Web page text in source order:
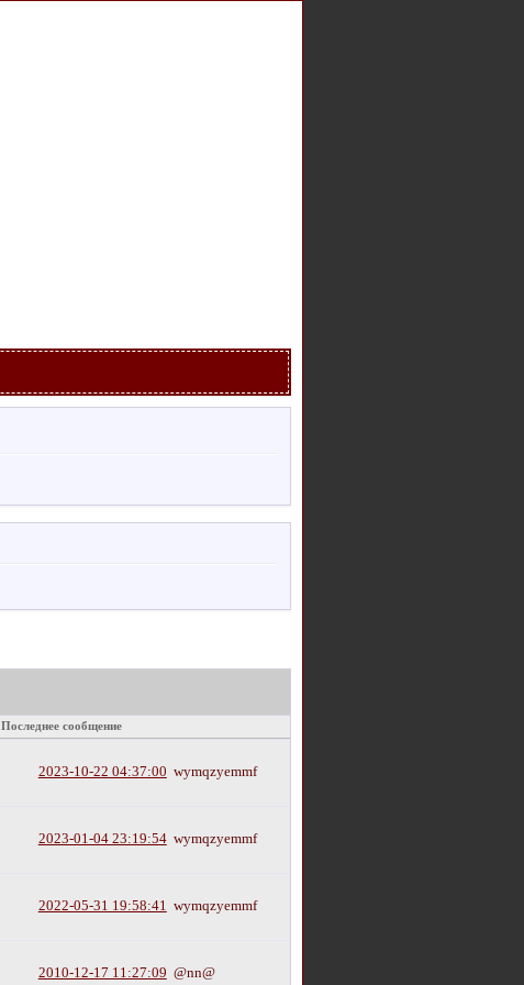
Последнее сообщение
2023-10-22 04:37:00 wymqzyemmf
2023-01-04 23:19:54 wymqzyemmf
2022-05-31 19:58:41 wymqzyemmf
2010-12-17 11:27:09 @nn@